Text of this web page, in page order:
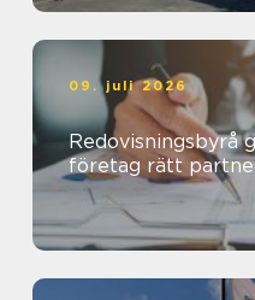
09. juli 2026
Redovisningsbyrå
företag rätt